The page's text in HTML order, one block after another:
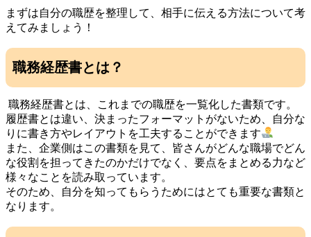
まずは自分の職歴を整理して、相手に伝える方法について考
えてみましょう！
職務経歴書とは？
職務経歴書とは、これまでの職歴を一覧化した書類です。
履歴書とは違い、決まったフォーマットがないため、自分な
りに書き方やレイアウトを工夫することができます
また、企業側はこの書類を見て、皆さんがどんな職場でどん
な役割を担ってきたのかだけでなく、要点をまとめる力など
様々なことを読み取っています。
そのため、自分を知ってもらうためにはとても重要な書類と
なります。